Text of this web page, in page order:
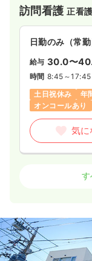
気を診るだけでな
い、笑顔が生まれ
副代表は、事務長
法人の看護師長を務
経験豊かな看護師
スタッフ一人ひと
タッフの幸せにも
年6月に開院し、現
年4月より外来棟含
訪問看護正看
日勤のみ（常勤
給与 30.0〜
時間 8:45～17:45
土日祝休み
年
オンコールあり
気に
正・准看護
給与 30.0〜
時間 8:45～18:15
土日祝休み
す